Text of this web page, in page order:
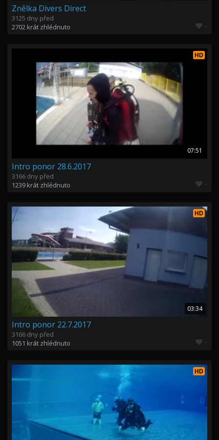
Znělka Divers Direct
3125 dny před
2702 krát zhlédnuto
-
HD
07:51
Intro ponor 28.6.2017
3166 dny před
1239 krát zhlédnuto
-
HD
03:34
Intro ponor 22.7.2017
3166 dny před
1051 krát zhlédnuto
-
HD